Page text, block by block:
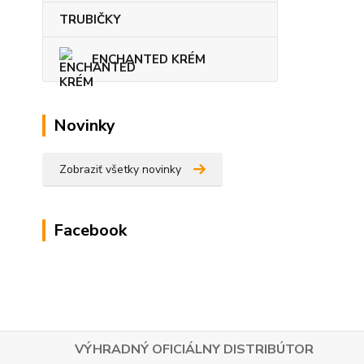
TRUBIČKY
ENCHANTED KRÉM
Novinky
Zobraziť všetky novinky
Facebook
VÝHRADNÝ OFICIÁLNY DISTRIBÚTOR